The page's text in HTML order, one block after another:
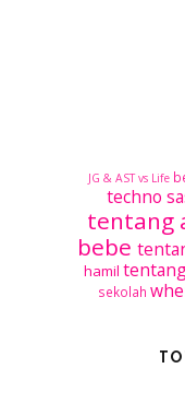
JG & AST vs Life
techno
tentang
bebe
hamil
sekolah